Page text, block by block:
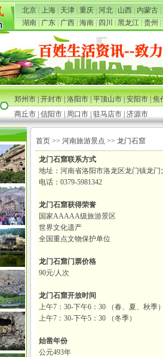
北京 上海 天津 重庆 河北 山西 内蒙古
湖南
广东 广西 海南 四川 黑龙江 贵州
郑州市|开封市|洛阳市|平顶山市|安阳市|焦
商丘市 信阳市 周口市 驻马店市 济源市
首页 >> 河南旅游景点 >> 龙门石窟
龙门石窟联系方式
地址：河南省洛阳市洛龙区龙门镇龙门
电话：0379-5981342
龙门石窟获得荣誉
国家AAAAA级旅游景区
世界文化遗产
全国重点文物保护单位
龙门石窟门票价格
90元/人次
龙门石窟开放时间
上午7：30-下午6：30 （春、夏、秋季
上午7：30-下午5：30 （冬季）
始凿年份
公元493年